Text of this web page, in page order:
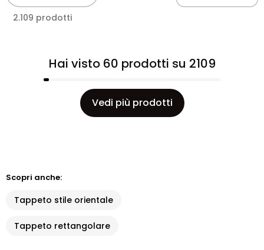
2.109 prodotti
Hai visto 60 prodotti su 2109
Vedi più prodotti
Scopri anche:
Tappeto stile orientale
Tappeto rettangolare